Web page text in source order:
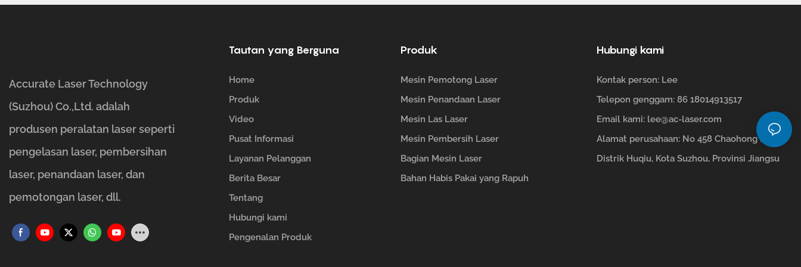
Accurate Laser Technology
(Suzhou) Co.,Ltd. adalah
produsen peralatan laser seperti
pengelasan laser, pembersihan
laser, penandaan laser, dan
pemotongan laser, dll.
Tautan yang Berguna
Home
Produk
Video
Pusat Informasi
Layanan Pelanggan
Berita Besar
Tentang
Hubungi kami
Pengenalan Produk
Produk
Mesin Pemotong Laser
Mesin Penandaan Laser
Mesin Las Laser
Mesin Pembersih Laser
Bagian Mesin Laser
Bahan Habis Pakai yang Rapuh
Hubungi kami
Kontak person: Lee
Telepon genggam: 86 18014913517
Email kami: lee@ac-laser.com
Alamat perusahaan: No 458 Chaohong Road,
Distrik Huqiu, Kota Suzhou, Provinsi Jiangsu